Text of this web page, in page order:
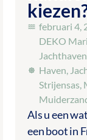
februari 4,
DEKO
Haven,
Strijensas,
Als u een
een boot in